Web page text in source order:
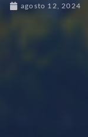
agosto 12, 2024